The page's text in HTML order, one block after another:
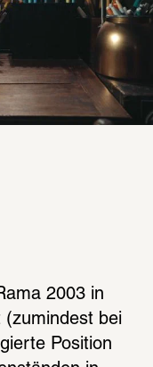
2003 in
(zumin­dest bei
Posi­tion